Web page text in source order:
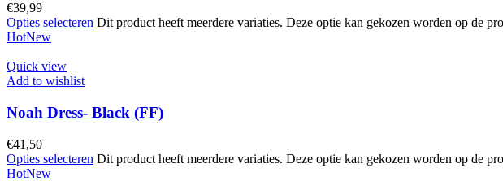
€39,99
Opties selecteren Dit product heeft meerdere variaties. Deze optie kan gekozen worden op de
HotNew
Quick view
Add to wishlist
Noah Dress- Black (FF)
€41,50
Opties selecteren Dit product heeft meerdere variaties. Deze optie kan gekozen worden op de
HotNew